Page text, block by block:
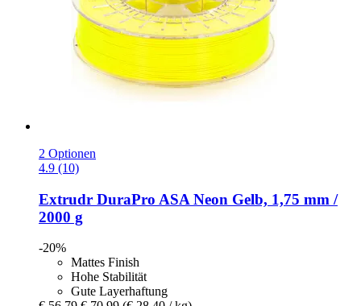
2 Optionen
4.9 (10)
Extrudr DuraPro ASA Neon Gelb, 1,75 mm /
2000 g
-20%
Mattes Finish
Hohe Stabilität
Gute Layerhaftung